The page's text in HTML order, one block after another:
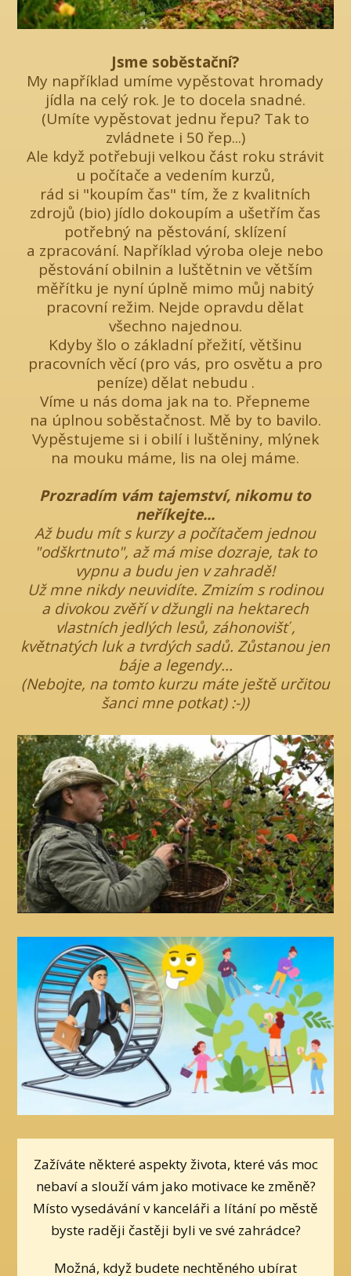
Jsme soběstační?
My například umíme vypěstovat hromady
jídla na celý rok. Je to docela snadné.
(Umíte vypěstovat jednu řepu? Tak to
zvládnete i 50 řep...)
Ale když potřebuji velkou část roku strávit
u počítače a vedením kurzů,
rád si "koupím čas" tím, že z kvalitních
zdrojů (bio) jídlo dokoupím a ušetřím čas
potřebný na pěstování, sklízení
a zpracování. Například výroba oleje nebo
pěstování obilnin a luštětnin ve větším
měřítku je nyní úplně mimo můj nabitý
pracovní režim. Nejde opravdu dělat
všechno najednou.
Kdyby šlo o základní přežití, většinu
pracovních věcí (pro vás, pro osvětu a pro
peníze) dělat nebudu .
Víme u nás doma jak na to. Přepneme
na úplnou soběstačnost. Mě by to bavilo.
Vypěstujeme si i obilí i luštěniny, mlýnek
na mouku máme, lis na olej máme.
Prozradím vám tajemství, nikomu to
neříkejte...
Až budu mít s kurzy a počítačem jednou
"odškrtnuto", až má mise dozraje, tak to
vypnu a budu jen v zahradě!
Už mne nikdy neuvidíte. Zmizím s rodinou
a divokou zvěří v džungli na hektarech
vlastních jedlých lesů, záhonovišť ,
květnatých luk a tvrdých sadů. Zůstanou jen
báje a legendy...
(Nebojte, na tomto kurzu máte ještě určitou
šanci mne potkat) :-))
Zažíváte některé aspekty života, které vás moc
nebaví a slouží vám jako motivace ke změně?
Místo vysedávání v kanceláři a lítání po městě
byste raději častěji byli ve své zahrádce?
Možná, když budete nechtěného ubírat